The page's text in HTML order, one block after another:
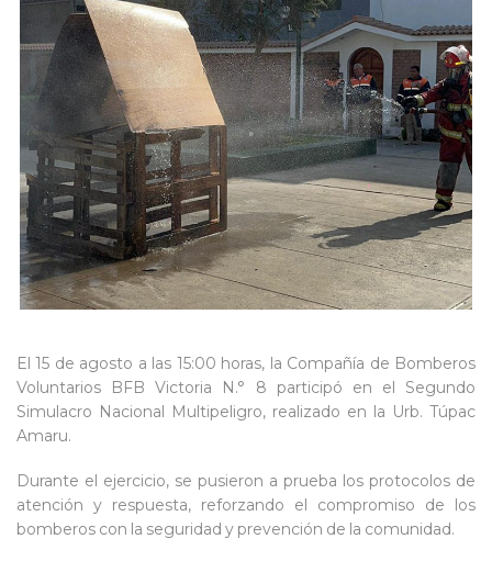
El 15 de agosto a las 15:00 horas, la Compañía de Bomberos
Voluntarios BFB Victoria N.° 8 participó en el Segundo
Simulacro Nacional Multipeligro, realizado en la Urb. Túpac
Amaru.
Durante el ejercicio, se pusieron a prueba los protocolos de
atención y respuesta, reforzando el compromiso de los
bomberos con la seguridad y prevención de la comunidad.